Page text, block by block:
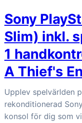
Sony
Slim) inkl.
1
A Thief's
Upplev spelvärlden
rekonditionerad
konsol för dig som